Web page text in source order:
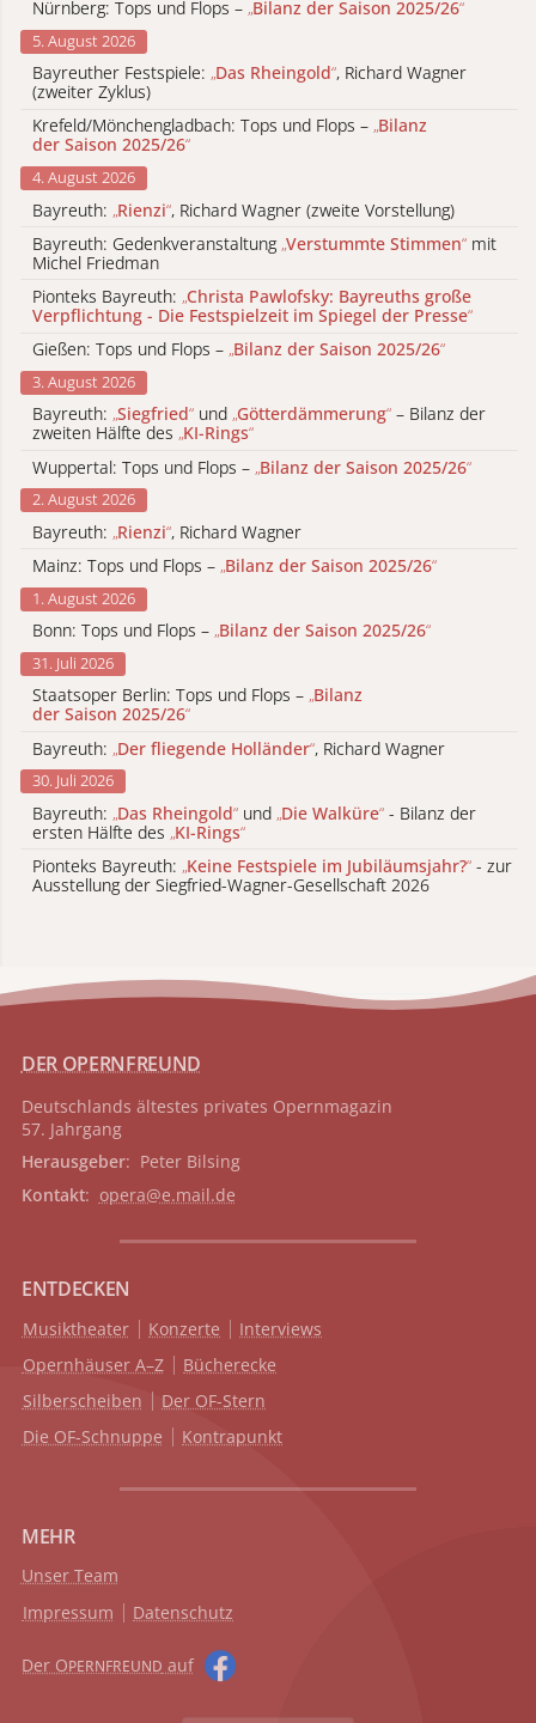
Nürnberg: Tops und Flops – „Bilanz der Saison 2025/26“
5. August 2026
Bayreuther Festspiele: „Das Rheingold“, Richard Wagner
(zweiter Zyklus)
Krefeld/Mönchengladbach: Tops und Flops – „Bilanz
der Saison 2025/26“
4. August 2026
Bayreuth: „Rienzi“, Richard Wagner (zweite Vorstellung)
Bayreuth: Gedenkveranstaltung „Verstummte Stimmen“ mit
Michel Friedman
Pionteks Bayreuth: „Christa Pawlofsky: Bayreuths große
Verpflichtung - Die Festspielzeit im Spiegel der Presse“
Gießen: Tops und Flops – „Bilanz der Saison 2025/26“
3. August 2026
Bayreuth: „Siegfried“ und „Götterdämmerung“ – Bilanz der
zweiten Hälfte des „KI-Rings“
Wuppertal: Tops und Flops – „Bilanz der Saison 2025/26“
2. August 2026
Bayreuth: „Rienzi“, Richard Wagner
Mainz: Tops und Flops – „Bilanz der Saison 2025/26“
1. August 2026
Bonn: Tops und Flops – „Bilanz der Saison 2025/26“
31. Juli 2026
Staatsoper Berlin: Tops und Flops – „Bilanz
der Saison 2025/26“
Bayreuth: „Der fliegende Holländer“, Richard Wagner
30. Juli 2026
Bayreuth: „Das Rheingold“ und „Die Walküre“ - Bilanz der
ersten Hälfte des „KI-Rings“
Pionteks Bayreuth: „Keine Festspiele im Jubiläumsjahr?“ - zur
Ausstellung der Siegfried-Wagner-Gesellschaft 2026
DER OPERNFREUND
Deutschlands ältestes privates Opernmagazin
57. Jahrgang
Herausgeber: Peter Bilsing
Kontakt: opera@e.mail.de
ENTDECKEN
Musiktheater Konzerte
Interviews
Opernhäuser A–Z
Bücherecke
Silberscheiben
Der OF-Stern
Die OF-Schnuppe
Kontrapunkt
MEHR
Unser Team
Impressum
Datenschutz
Der OPERNFREUND auf